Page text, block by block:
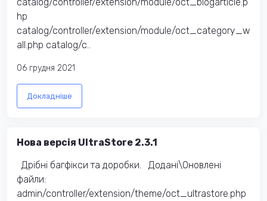
hp
catalog/controller/extension/module/oct_category_w
all.php catalog/c..
06 грудня 2021
Докладніше
Нова версія UltraStore 2.3.1
Дрібні багфікси та доробки. Додані\Оновлені
файли:
admin/controller/extension/theme/oct_ultrastore.php